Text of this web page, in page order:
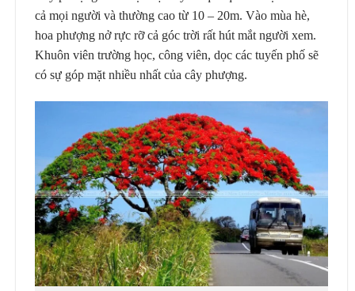
cả mọi người và thường cao từ 10 – 20m. Vào mùa hè,
hoa phượng nở rực rỡ cả góc trời rất hút mắt người xem.
Khuôn viên trường học, công viên, dọc các tuyến phố sẽ
có sự góp mặt nhiều nhất của cây phượng.